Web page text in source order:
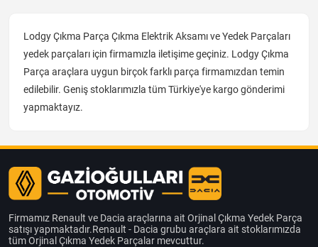
Lodgy Çıkma Parça Çıkma Elektrik Aksamı ve Yedek Parçaları
yedek parçaları için firmamızla iletişime geçiniz. Lodgy Çıkma
Parça araçlara uygun birçok farklı parça firmamızdan temin
edilebilir. Geniş stoklarımızla tüm Türkiye'ye kargo gönderimi
yapmaktayız.
Firmamız Renault ve Dacia araçlarına ait Orjinal Çıkma Yedek Parça
satışı yapmaktadır.Renault - Dacia grubu araçlara ait stoklarımızda
tüm Orjinal Çıkma Yedek Parçalar mevcuttur.